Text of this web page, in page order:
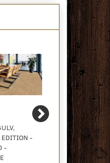
EDITION -
-
CHATEAU+
CHARME
NATURAL -